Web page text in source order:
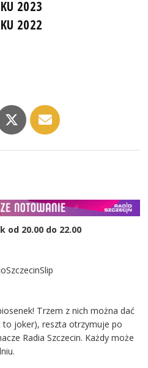
2023
2022
od 20.00 do 22.00
Trzem z nich można dać
joker), reszta otrzymuje po
Radia Szczecin. Każdy może